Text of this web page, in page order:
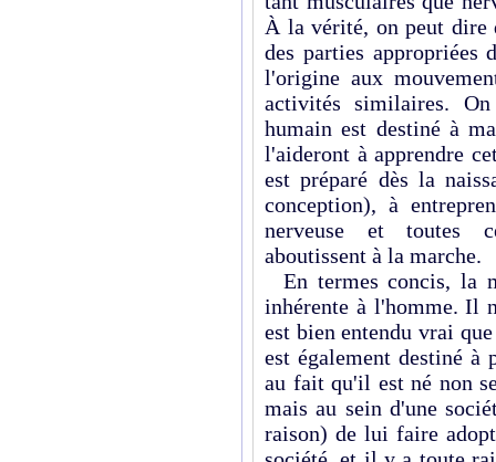
À la vérité, on peut dire
des parties appropriées
l'origine aux
activités similaires.
humain est destiné à
l'aideront à apprendre
est préparé dès la
conception), à
nerveuse et toutes
aboutissent à la marche.
En termes concis, la
inhérente à l'homme. Il
est bien entendu vrai
est également destiné à
au fait qu'il est né non
mais au sein d'une
raison) de lui faire